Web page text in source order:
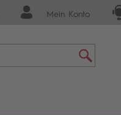
Mein Konto